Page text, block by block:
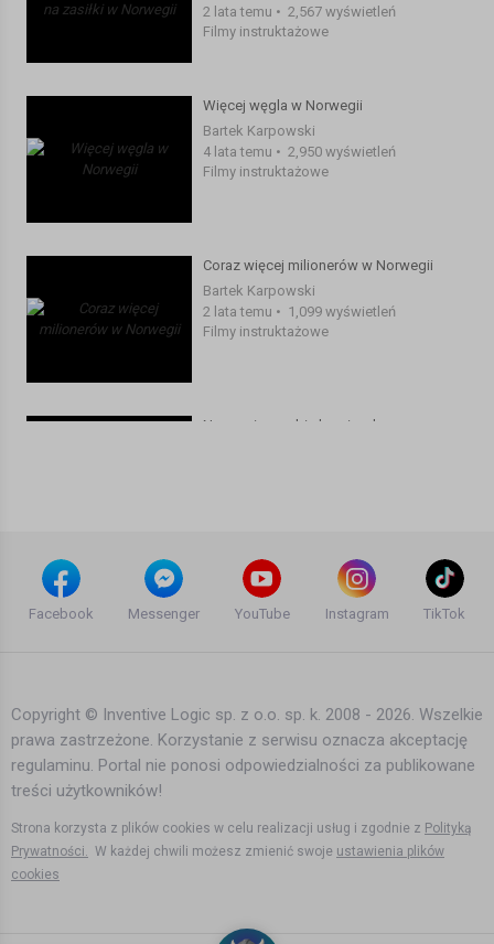
2 lata temu • 2,567 wyświetleń
Filmy instruktażowe
Więcej węgla w Norwegii
Bartek Karpowski
4 lata temu • 2,950 wyświetleń
Filmy instruktażowe
Coraz więcej milionerów w Norwegii
Bartek Karpowski
2 lata temu • 1,099 wyświetleń
Filmy instruktażowe
Norwegia zarabia krocie, ale
Mieszkając w Norwegii zarabiasz
więcej
Norwegia traci, ale zyskuje...
Bartek Karpowski
Bartek Karpowski
Facebook Messenger YouTube Instagram TikTok
Copyright © Inventive Logic sp. z o.o. sp. k. 2008 - 2026. Wszelkie
prawa zastrzeżone. Korzystanie z serwisu oznacza akceptację
regulaminu. Portal nie ponosi odpowiedzialności za publikowane
treści użytkowników!
Strona korzysta z plików cookies w celu realizacji usług i zgodnie z Polityką
Prywatności. W każdej chwili możesz zmienić swoje ustawienia plików
cookies